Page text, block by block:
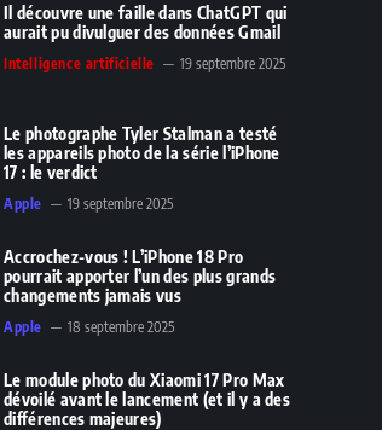
Il découvre une faille dans ChatGPT qui
aurait pu divulguer des données Gmail
Intelligence artificielle 19 septembre 2025
Le photographe Tyler Stalman a testé
les appareils photo de la série l’iPhone
17 : le verdict
Apple 19 septembre 2025
Accrochez-vous ! L’iPhone 18 Pro
pourrait apporter l’un des plus grands
changements jamais vus
Apple 18 septembre 2025
Le module photo du Xiaomi 17 Pro Max
dévoilé avant le lancement (et il y a des
différences majeures)